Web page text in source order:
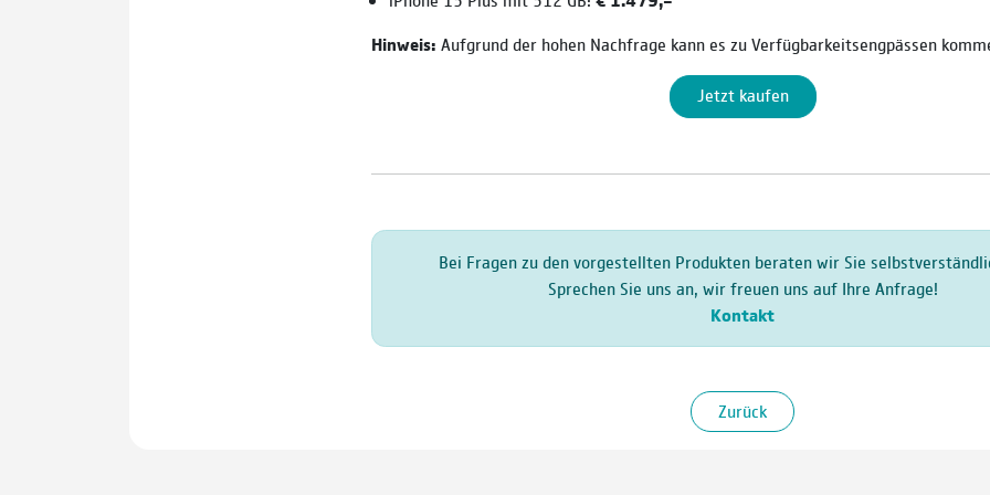
Hinweis: Aufgrund der hohen Nachfrage kann es zu Verfügbarkeitsengpässen
Jetzt kaufen
Bei Fragen zu den vorgestellten Produkten beraten wir Sie
Sprechen Sie uns an, wir freuen uns auf Ihre Anfrage!
Kontakt
Zurück